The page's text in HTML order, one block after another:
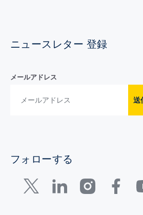
ニュースレター 登録
メールアドレス
送
フォローする